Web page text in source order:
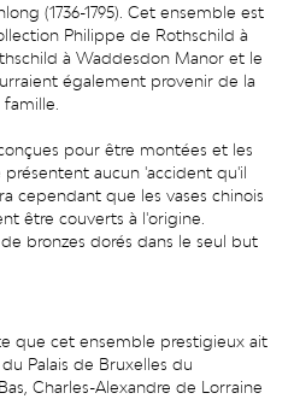
(1736-1795). Cet ensemble est
Philippe de Rothschild à
à Waddesdon Manor et le
également provenir de la
pour être montées et les
aucun 'accident qu'il
cependant que les vases chinois
être couverts à l'origine.
bronzes dorés dans le seul but
que cet ensemble prestigieux ait
Palais de Bruxelles du
Charles-Alexandre de Lorraine